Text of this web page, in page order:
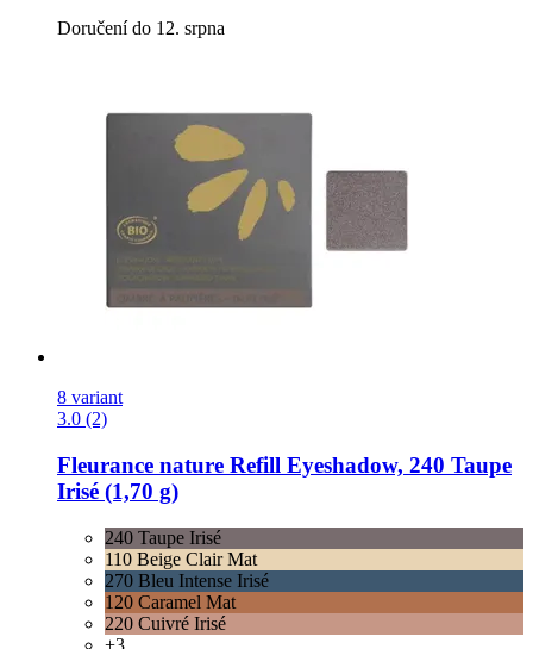
Doručení do 12. srpna
8 variant
3.0 (2)
Fleurance nature Refill Eyeshadow, 240 Taupe
Irisé (1,70 g)
240 Taupe Irisé
110 Beige Clair Mat
270 Bleu Intense Irisé
120 Caramel Mat
220 Cuivré Irisé
+3